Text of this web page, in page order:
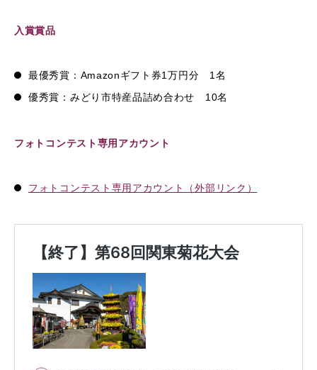
入賞賞品
最優秀賞：Amazonギフト券1万円分 1名
優秀賞：みどり市特産品詰め合わせ 10名
フォトコンテスト専用アカウント
フォトコンテスト専用アカウント（外部リンク）